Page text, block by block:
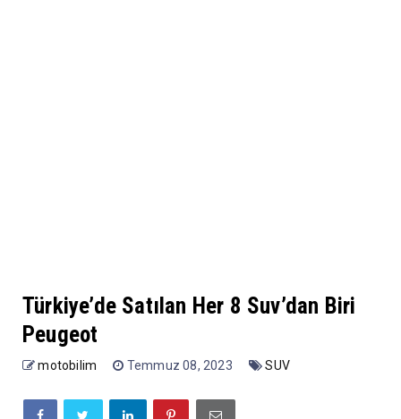
Türkiye’de Satılan Her 8 Suv’dan Biri
Peugeot
motobilim Temmuz 08, 2023 SUV